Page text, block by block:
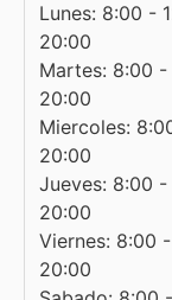
Lunes: 8:00 -
20:00
Martes: 8:00
20:00
Miercoles:
20:00
Jueves: 8:00
20:00
Viernes: 8:00
20:00